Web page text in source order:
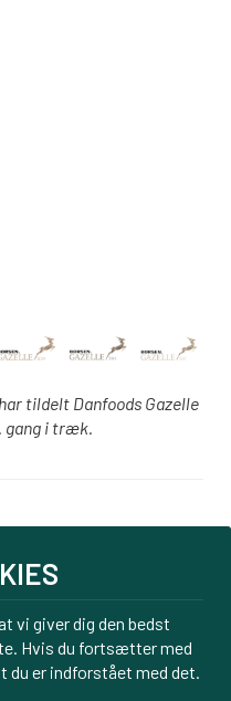
tildelt Danfoods Gazelle
gang i træk.
vi giver dig den bedst
Hvis du fortsætter med
du er indforstået med det.